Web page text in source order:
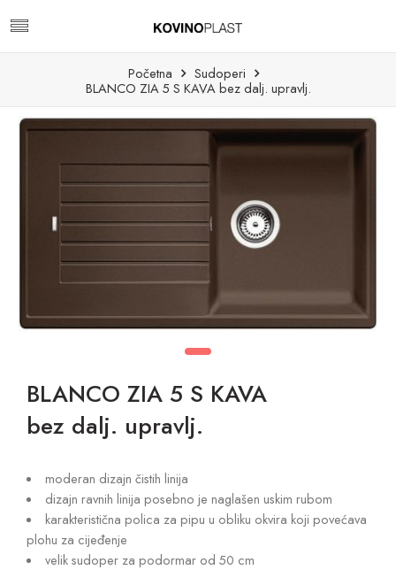
Početna
Sudoperi
BLANCO ZIA 5 S KAVA bez dalj. upravlj.
BLANCO ZIA 5 S KAVA
bez dalj. upravlj.
moderan dizajn čistih linija
dizajn ravnih linija posebno je naglašen uskim rubom
karakteristična polica za pipu u obliku okvira koji povećava
plohu za cijeđenje
velik sudoper za podormar od 50 cm